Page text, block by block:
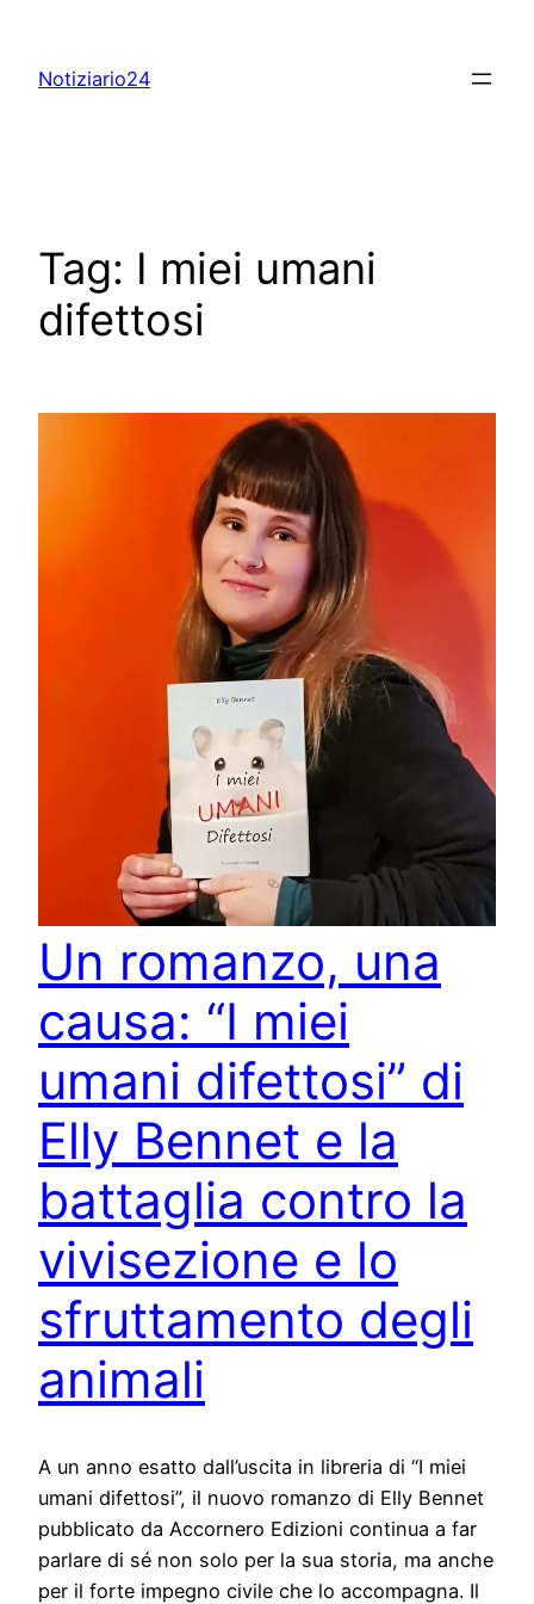
content
Notiziario24
Tag: I miei umani
difettosi
Un romanzo, una
causa: “I miei
umani difettosi” di
Elly Bennet e la
battaglia contro la
vivisezione e lo
sfruttamento degli
animali
A un anno esatto dall’uscita in libreria di “I miei
umani difettosi”, il nuovo romanzo di Elly Bennet
pubblicato da Accornero Edizioni continua a far
parlare di sé non solo per la sua storia, ma anche
per il forte impegno civile che lo accompagna. Il